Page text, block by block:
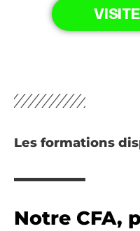
Les formations
Notre CFA,